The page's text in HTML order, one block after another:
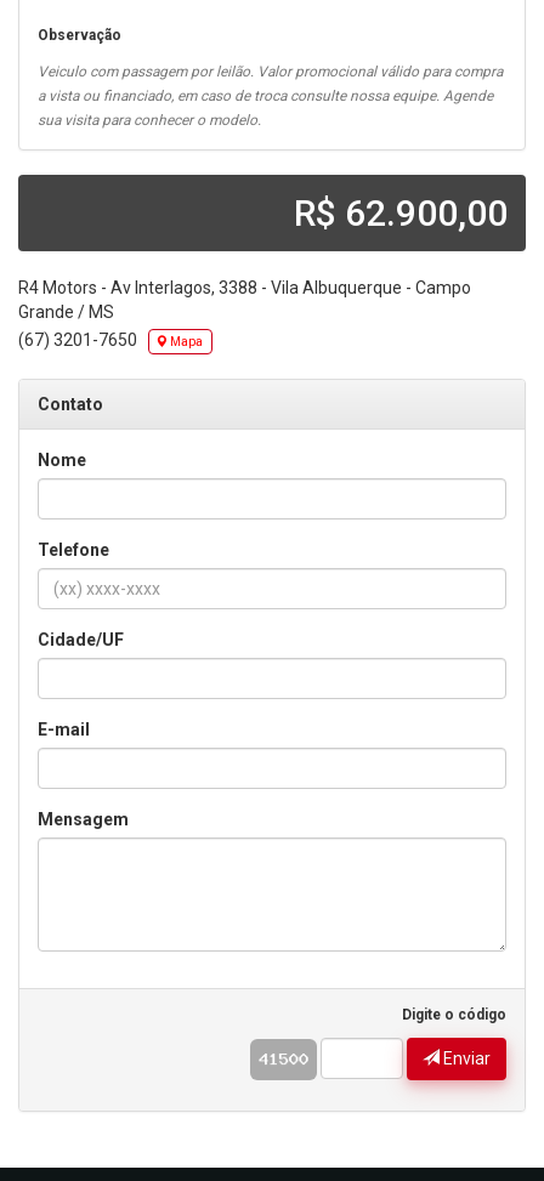
Observação
Veiculo com passagem por leilão. Valor promocional válido para compra
a vista ou financiado, em caso de troca consulte nossa equipe. Agende
sua visita para conhecer o modelo.
R$ 62.900,00
R4 Motors - Av Interlagos, 3388 - Vila Albuquerque - Campo
Grande / MS
(67) 3201-7650
Mapa
Contato
Nome
Telefone
Cidade/UF
E-mail
Mensagem
Digite o código
Enviar